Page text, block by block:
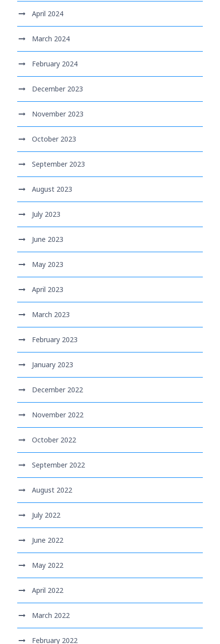
April 2024
March 2024
February 2024
December 2023
November 2023
October 2023
September 2023
August 2023
July 2023
June 2023
May 2023
April 2023
March 2023
February 2023
January 2023
December 2022
November 2022
October 2022
September 2022
August 2022
July 2022
June 2022
May 2022
April 2022
March 2022
February 2022